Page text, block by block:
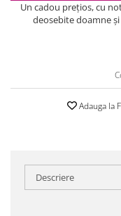
Un cadou preţios, cu
deosebite doamne
Adauga la
Descriere